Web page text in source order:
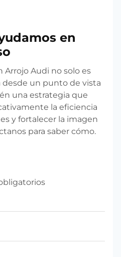
en
Audi no solo es
desde un punto de vista
una estrategia que
la eficiencia
y fortalecer la imagen
para saber cómo.